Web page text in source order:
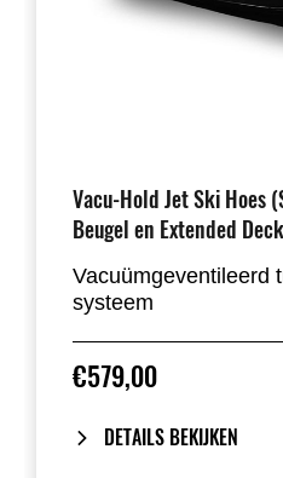
Vacu-Hold Jet Ski Hoes
Beugel en Extended
Vacuümgeventileerd
systeem
€579,00
DETAILS BEKIJKEN